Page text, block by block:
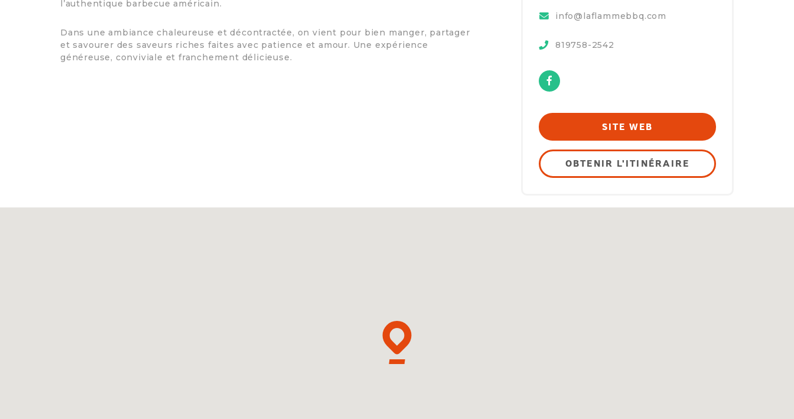
info@laflammebbq.com
819758-2542
SITE WEB
OBTENIR L'ITINÉRAIRE
l’authentique barbecue américain.
Dans une ambiance chaleureuse et décontractée, on vient pour bien manger, partager
et savourer des saveurs riches faites avec patience et amour. Une expérience
généreuse, conviviale et franchement délicieuse.